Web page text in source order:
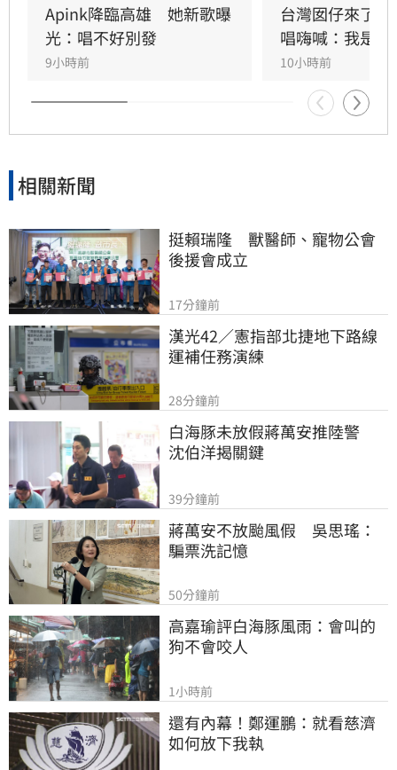
熱情應援，尖叫與歡呼聲一路未停，最後由
HIGHLIGHT壓軸接管舞台，將現場氣氛推向最高
潮。
Apink降臨高雄　她新歌曝
光：唱不好別發
9小時前
台灣囡仔來了
唱嗨喊：我是誰
10小時前
相關新聞
挺賴瑞隆　獸醫師、寵物公會
後援會成立
17分鐘前
漢光42／憲指部北捷地下路線
運補任務演練
28分鐘前
白海豚未放假蔣萬安推陸警
沈伯洋揭關鍵
39分鐘前
蔣萬安不放颱風假　吳思瑤：
騙票洗記憶
50分鐘前
高嘉瑜評白海豚風雨：會叫的
狗不會咬人
1小時前
還有內幕！鄭運鵬：就看慈濟
如何放下我執